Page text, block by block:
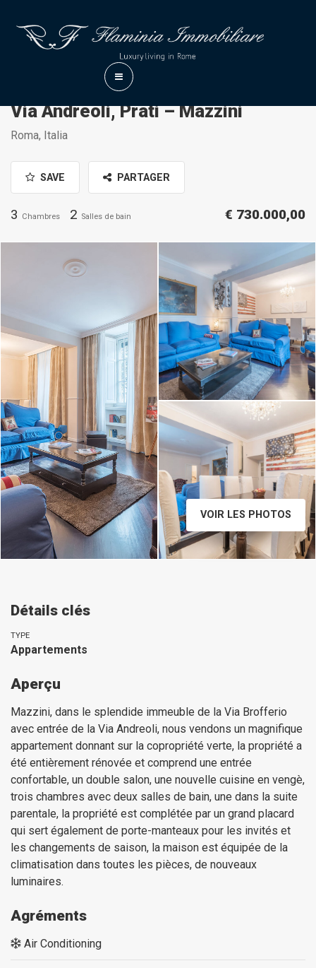
Via Andreoli, Prati – Mazzini
Roma, Italia
SAVE PARTAGER
3 Chambres 2 Salles de bain € 730.000,00
VOIR LES PHOTOS
Détails clés
TYPE
Appartements
Aperçu
Mazzini, dans le splendide immeuble de la Via Brofferio
avec entrée de la Via Andreoli, nous vendons un magnifique
appartement donnant sur la copropriété verte, la propriété a
été entièrement rénovée et comprend une entrée
confortable, un double salon, une nouvelle cuisine en vengè,
trois chambres avec deux salles de bain, une dans la suite
parentale, la propriété est complétée par un grand placard
qui sert également de porte-manteaux pour les invités et
les changements de saison, la maison est équipée de la
climatisation dans toutes les pièces, de nouveaux
luminaires.
Agréments
Air Conditioning